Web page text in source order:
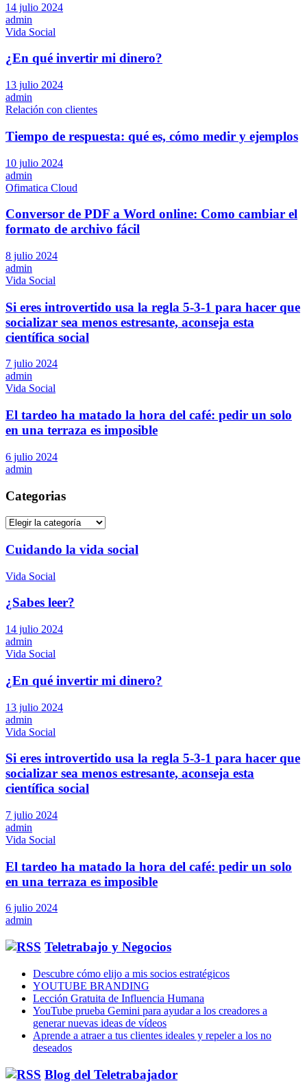
14 julio 2024
admin
Vida Social
¿En qué invertir mi dinero?
13 julio 2024
admin
Relación con clientes
Tiempo de respuesta: qué es, cómo medir y ejemplos
10 julio 2024
admin
Ofimatica Cloud
Conversor de PDF a Word online: Como cambiar el
formato de archivo fácil
8 julio 2024
admin
Vida Social
Si eres introvertido usa la regla 5-3-1 para hacer que
socializar sea menos estresante, aconseja esta
científica social
7 julio 2024
admin
Vida Social
El tardeo ha matado la hora del café: pedir un solo
en una terraza es imposible
6 julio 2024
admin
Categorias
Categorias
Cuidando la vida social
Vida Social
¿Sabes leer?
14 julio 2024
admin
Vida Social
¿En qué invertir mi dinero?
13 julio 2024
admin
Vida Social
Si eres introvertido usa la regla 5-3-1 para hacer que
socializar sea menos estresante, aconseja esta
científica social
7 julio 2024
admin
Vida Social
El tardeo ha matado la hora del café: pedir un solo
en una terraza es imposible
6 julio 2024
admin
Teletrabajo y Negocios
Descubre cómo elijo a mis socios estratégicos
YOUTUBE BRANDING
Lección Gratuita de Influencia Humana
YouTube prueba Gemini para ayudar a los creadores a
generar nuevas ideas de vídeos
Aprende a atraer a tus clientes ideales y repeler a los no
deseados
Blog del Teletrabajador